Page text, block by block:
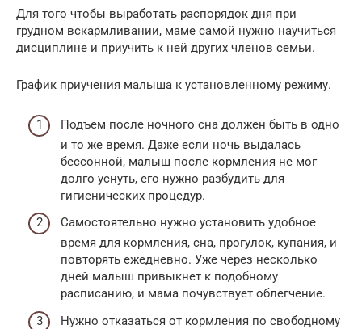
Для того чтобы выработать распорядок дня при
грудном вскармливании, маме самой нужно научиться
дисциплине и приучить к ней других членов семьи.
График приучения малыша к установленному режиму.
Подъем после ночного сна должен быть в одно
и то же время. Даже если ночь выдалась
бессонной, малыш после кормления не мог
долго уснуть, его нужно разбудить для
гигиенических процедур.
Самостоятельно нужно установить удобное
время для кормления, сна, прогулок, купания, и
повторять ежедневно. Уже через несколько
дней малыш привыкнет к подобному
расписанию, и мама почувствует облегчение.
Нужно отказаться от кормления по свободному